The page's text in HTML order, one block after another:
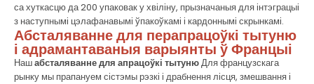
са хуткасцю да 200 упаковак у хвіліну, прызначаныя для інтэграцыі
з наступнымі цэлафанавымі ўпакоўкамі і кардоннымі скрынкамі.
Абсталяванне для перапрацоўкі тытуню
і адрамантаваныя варыянты ў Францыі
Нашабсталяванне для апрацоўкі тытунюДля французскага
рынку мы прапануем сістэмы рэзкі і драбнення лісця, змешвання і